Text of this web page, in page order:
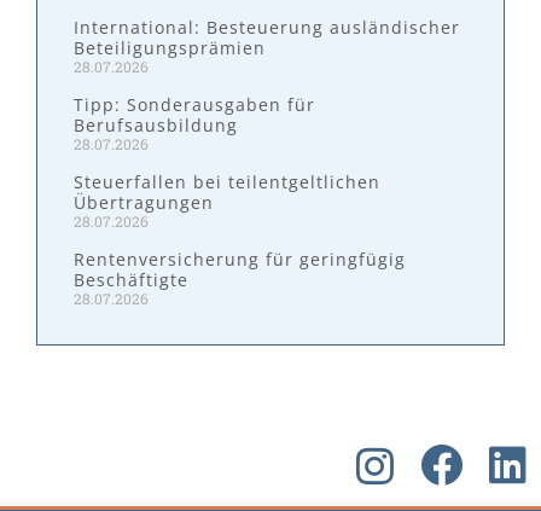
International: Besteuerung ausländischer
Beteiligungsprämien
28.07.2026
Tipp: Sonderausgaben für
Berufsausbildung
28.07.2026
Steuerfallen bei teilentgeltlichen
Übertragungen
28.07.2026
Rentenversicherung für geringfügig
Beschäftigte
28.07.2026